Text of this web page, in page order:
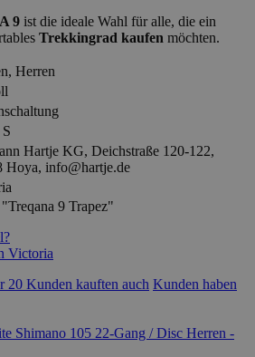
9 ist die ideale Wahl für alle, die ein
Trekkingrad kaufen möchten.
Herren
Hartje KG, Deichstraße 120-122,
Hoya, info@hartje.de
9 Trapez"
Victoria
20 Kunden kauften auch Kunden haben